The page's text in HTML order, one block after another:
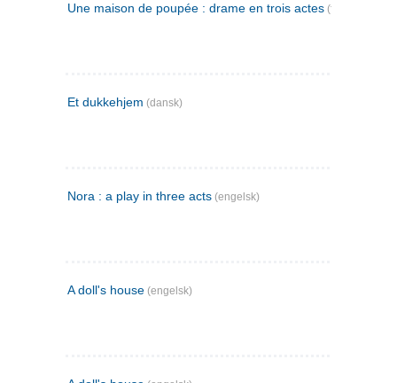
Une maison de poupée : drame en trois actes (fransk)
Et dukkehjem (dansk)
Nora : a play in three acts (engelsk)
A doll's house (engelsk)